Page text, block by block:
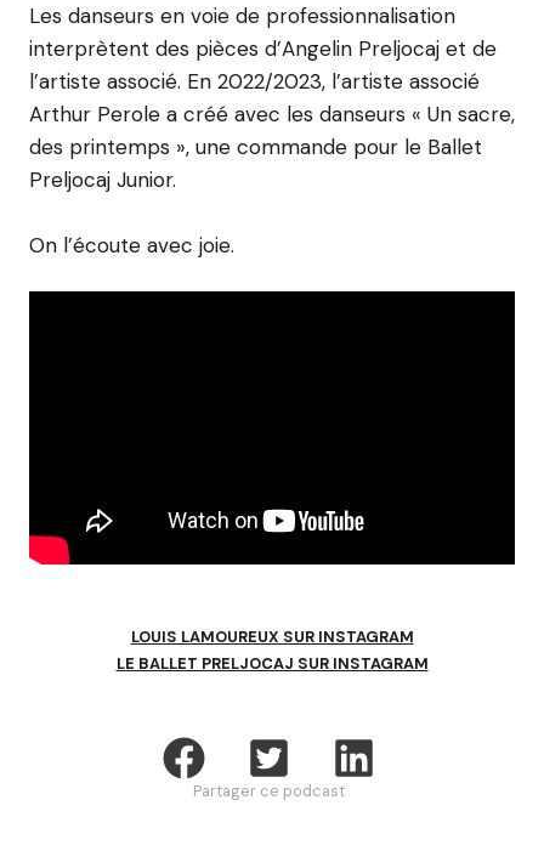
Les danseurs en voie de professionnalisation
interprètent des pièces d’Angelin Preljocaj et de
l’artiste associé. En 2022/2023, l’artiste associé
Arthur Perole a créé avec les danseurs « Un sacre,
des printemps », une commande pour le Ballet
Preljocaj Junior.
On l’écoute avec joie.
LOUIS LAMOUREUX SUR INSTAGRAM
LE BALLET PRELJOCAJ SUR INSTAGRAM
Partager ce podcast